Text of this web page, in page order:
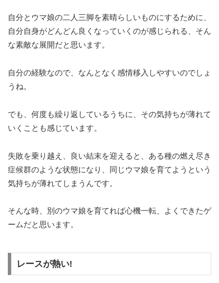
自分とウマ娘の二人三脚を素晴らしいものにするために、
自分自身がどんどん良くなっていくのが感じられる、そん
な素敵な展開だと思います。
自分の経験なので、なんとなく感情移入しやすいのでしょ
うね。
でも、何度も繰り返しているうちに、その気持ちが薄れて
いくことも感じています。
失敗を乗り越え、良い結末を迎えると、ある種の燃え尽き
症候群のような状態になり、同じウマ娘を育てようという
気持ちが薄れてしまうんです。
そんな時、別のウマ娘を育てれば心機一転、よくできたゲ
ームだと思います。
レースが熱い!